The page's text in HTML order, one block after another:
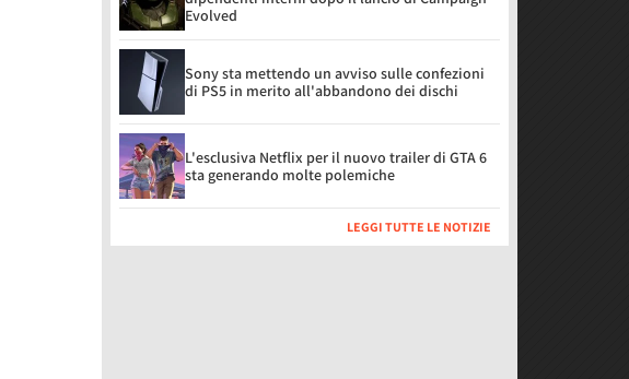
Evolved
Sony sta mettendo un avviso sulle confezioni
di PS5 in merito all'abbandono dei dischi
L'esclusiva Netflix per il nuovo trailer di GTA 6
sta generando molte polemiche
LEGGI TUTTE LE NOTIZIE